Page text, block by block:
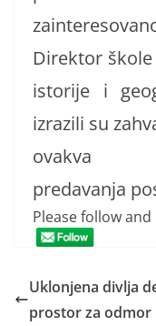
Direktor
istorije i
izrazili su
ovakva
predavanja
Please follow and
Uklonjena divlja
prostor za odmor